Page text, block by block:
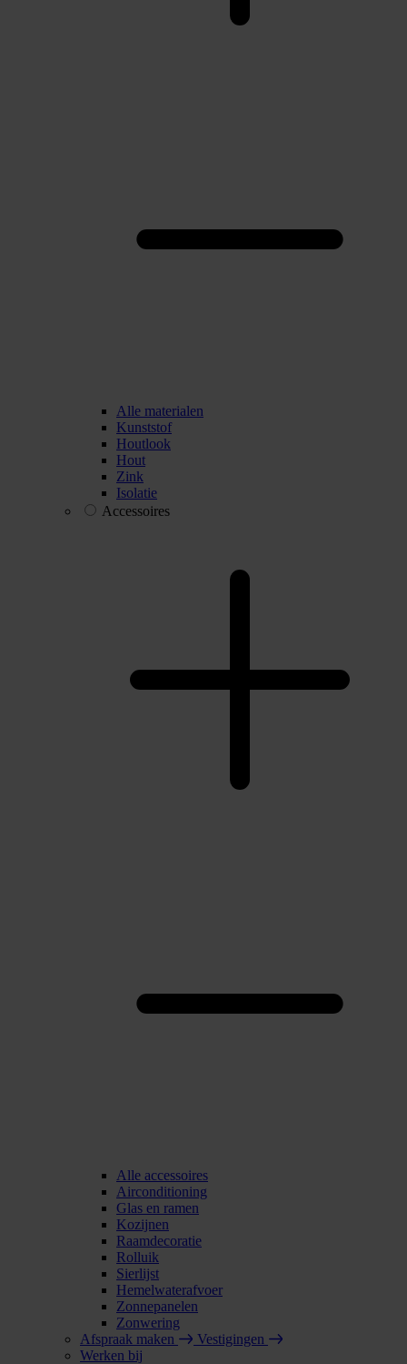
Alle materialen
Kunststof
Houtlook
Hout
Zink
Isolatie
Accessoires
Alle accessoires
Airconditioning
Glas en ramen
Kozijnen
Raamdecoratie
Rolluik
Sierlijst
Hemelwaterafvoer
Zonnepanelen
Zonwering
Afspraak maken
Vestigingen
Werken bij